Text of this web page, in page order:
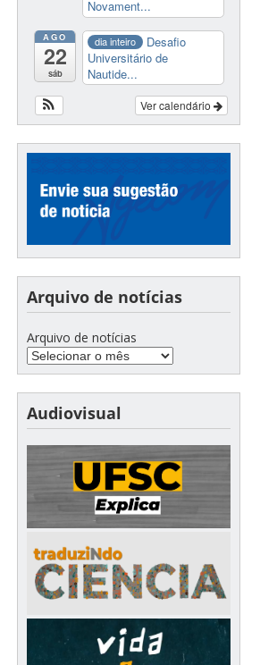
Novament...
AGO
22
sáb
dia inteiro
Desafio
Universitário de
Nautide...
Ver calendário
Arquivo de notícias
Arquivo de notícias
Audiovisual